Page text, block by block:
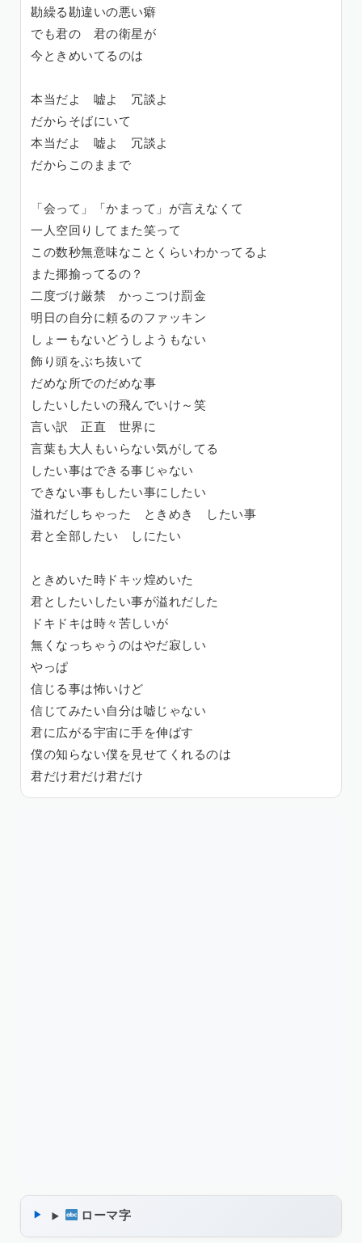
勘繰る勘違いの悪い癖
でも君の 君の衛星が
今ときめいてるのは
本当だよ 嘘よ 冗談よ
だからそばにいて
本当だよ 嘘よ 冗談よ
だからこのままで
「会って」「かまって」が言えなくて
一人空回りしてまた笑って
この数秒無意味なことくらいわかってるよ
また揶揄ってるの？
二度づけ厳禁 かっこつけ罰金
明日の自分に頼るのファッキン
しょーもないどうしようもない
飾り頭をぶち抜いて
だめな所でのだめな事
したいしたいの飛んでいけ～笑
言い訳 正直 世界に
言葉も大人もいらない気がしてる
したい事はできる事じゃない
できない事もしたい事にしたい
溢れだしちゃった ときめき したい事
君と全部したい しにたい
ときめいた時ドキッ煌めいた
君としたいしたい事が溢れだした
ドキドキは時々苦しいが
無くなっちゃうのはやだ寂しい
やっぱ
信じる事は怖いけど
信じてみたい自分は嘘じゃない
君に広がる宇宙に手を伸ばす
僕の知らない僕を見せてくれるのは
君だけ君だけ君だけ
ローマ字